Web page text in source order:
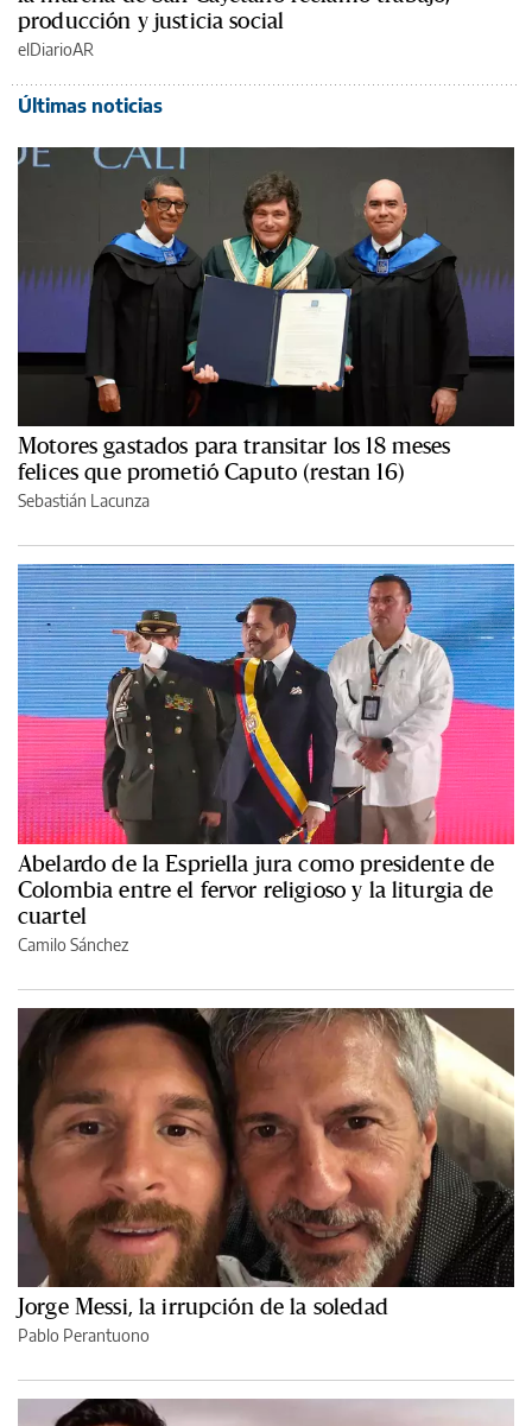
producción y justicia social
elDiarioAR
Últimas noticias
Motores gastados para transitar los 18 meses
felices que prometió Caputo (restan 16)
Sebastián Lacunza
Abelardo de la Espriella jura como presidente de
Colombia entre el fervor religioso y la liturgia de
cuartel
Camilo Sánchez
Jorge Messi, la irrupción de la soledad
Pablo Perantuono